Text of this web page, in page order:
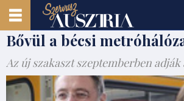
Bővül a bécsi
Az új szakaszt szeptemberben adják